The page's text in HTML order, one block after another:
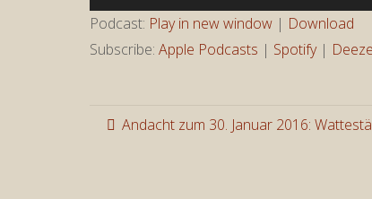
Player
Podcast: Play in new window| Download
Subscribe: Apple Podcasts | Spotify|
Andacht zum 30. Januar 2016: